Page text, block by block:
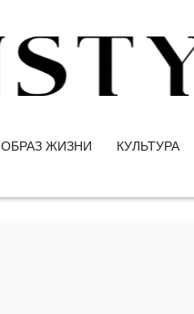
ОБРАЗ ЖИЗНИ КУЛЬТУРА